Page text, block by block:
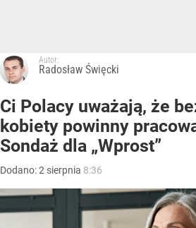
Autor:
Radosław Święcki
Ci Polacy uważają, że
kobiety powinny
Sondaż dla „Wprost”
Dodano:2 sierpnia 8:36